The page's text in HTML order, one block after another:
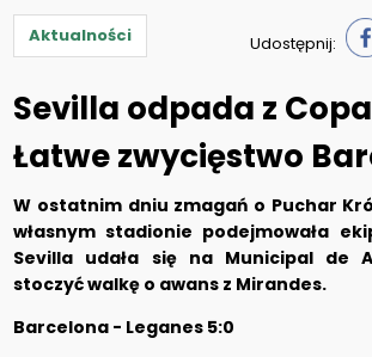
Aktualności Udostępnij:
Sevilla odpada z
Łatwe zwycięstwo
W ostatnim dniu zmagań o Puchar
własnym stadionie podejmowała
Sevilla udała się na Municipal de
stoczyć walkę o awans z Mirandes.
Barcelona - Leganes 5:0